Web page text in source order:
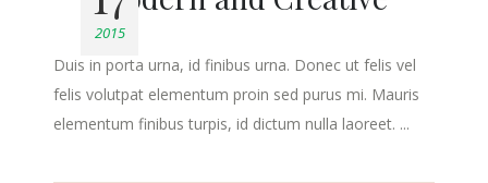
2015
Duis in porta urna, id finibus urna. Donec ut felis vel
felis volutpat elementum proin sed purus mi. Mauris
elementum finibus turpis, id dictum nulla laoreet. ...